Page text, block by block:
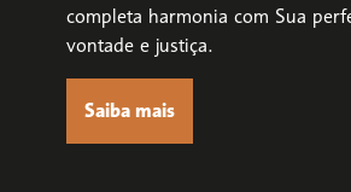
completa harmonia com Sua
vontade e justiça.
Saiba mais